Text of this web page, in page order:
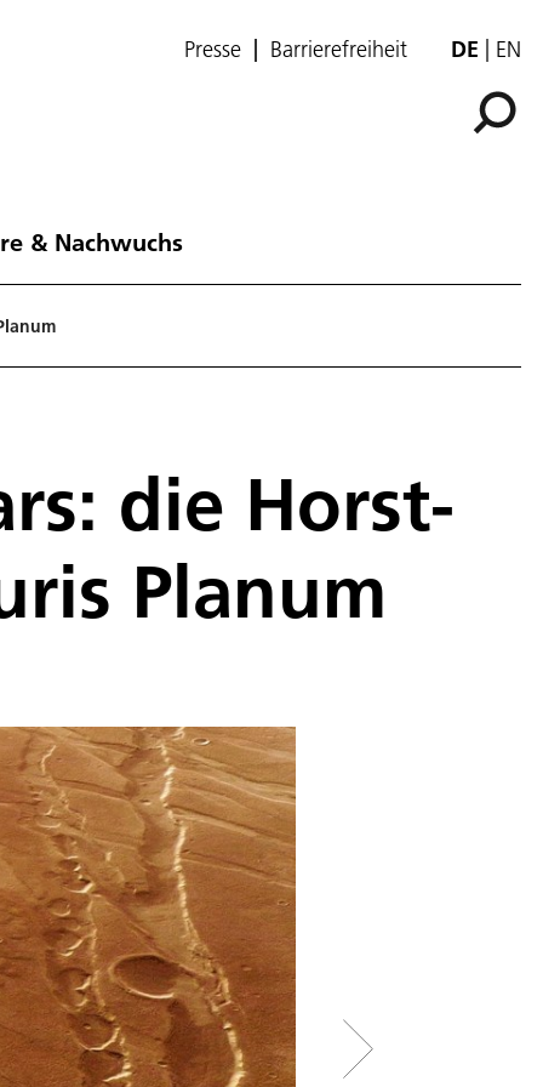
Presse Barrierefreiheit DE EN
& Nachwuchs
die Horst-
Planum